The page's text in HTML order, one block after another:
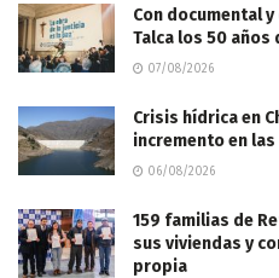
Con documental
Talca los 50 años
07/08/2026
Crisis hídrica en
incremento en
06/08/2026
159 familias de
sus viviendas y
propia